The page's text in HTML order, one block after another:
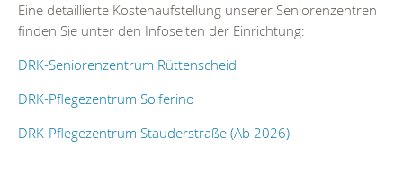
Eine detaillierte Kostenaufstellung unserer Seniorenzentren
finden Sie unter den Infoseiten der Einrichtung:
DRK-Seniorenzentrum Rüttenscheid
DRK-Pflegezentrum Solferino
DRK-Pflegezentrum Stauderstraße (Ab 2026)